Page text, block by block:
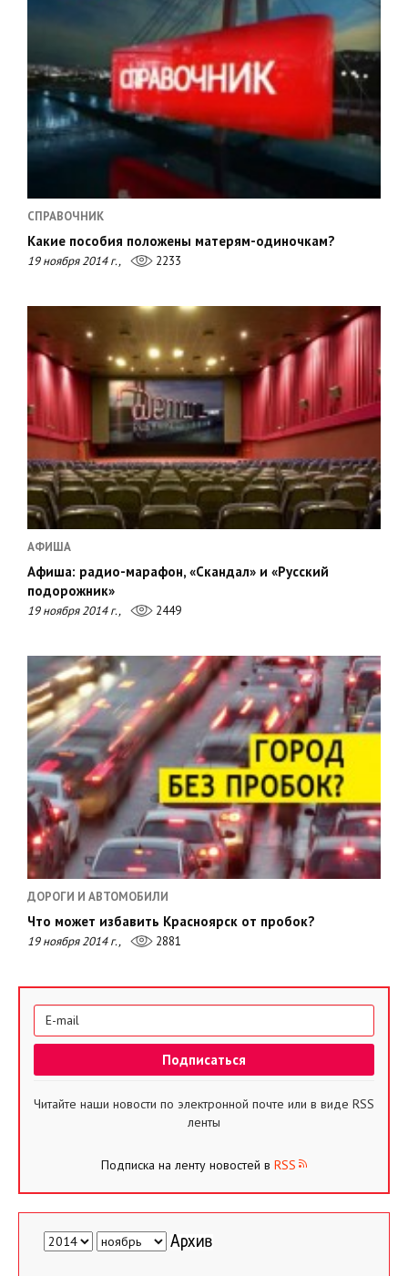
СПРАВОЧНИК
Какие пособия положены матерям-одиночкам?
19 ноября 2014 г., 2233
АФИША
Афиша: радио-марафон, «Скандал» и «Русский
подорожник»
19 ноября 2014 г., 2449
ДОРОГИ И АВТОМОБИЛИ
Что может избавить Красноярск от пробок?
19 ноября 2014 г., 2881
Читайте наши новости по электронной почте или в виде RSS
ленты
Подписка на ленту новостей в RSS